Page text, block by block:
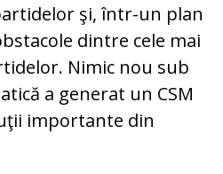
şi, într-un plan
dintre cele mai
Nimic nou sub
a generat un CSM
importante din